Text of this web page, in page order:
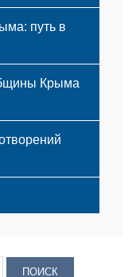
путь в
Крыма